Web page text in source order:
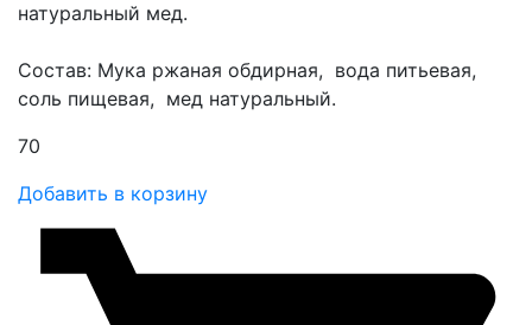
натуральный мед.
Состав: Мука ржаная обдирная, вода питьевая,
соль пищевая, мед натуральный.
70
Добавить в корзину